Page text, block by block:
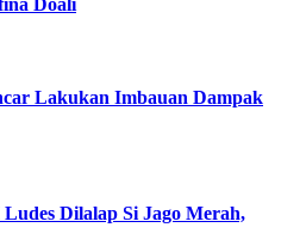
Lakukan Imbauan Dampak
Dilalap Si Jago Merah,